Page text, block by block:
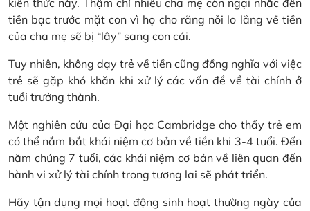
kiến thức này. Thậm chí nhiều cha mẹ còn ngại nhắc đến
tiền bạc trước mặt con vì họ cho rằng nỗi lo lắng về tiền
của cha mẹ sẽ bị “lây” sang con cái.
Tuy nhiên, không dạy trẻ về tiền cũng đồng nghĩa với việc
trẻ sẽ gặp khó khăn khi xử lý các vấn đề về tài chính ở
tuổi trưởng thành.
Một nghiên cứu của Đại học Cambridge cho thấy trẻ em
có thể nắm bắt khái niệm cơ bản về tiền khi 3-4 tuổi. Đến
năm chúng 7 tuổi, các khái niệm cơ bản về liên quan đến
hành vi xử lý tài chính trong tương lai sẽ phát triển.
Hãy tận dụng mọi hoạt động sinh hoạt thường ngày của